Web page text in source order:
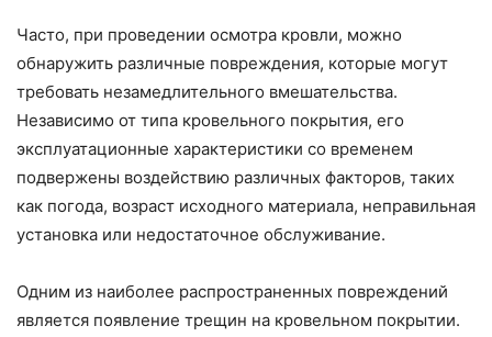
Часто, при проведении осмотра кровли, можно
обнаружить различные повреждения, которые могут
требовать незамедлительного вмешательства.
Независимо от типа кровельного покрытия, его
эксплуатационные характеристики со временем
подвержены воздействию различных факторов, таких
как погода, возраст исходного материала, неправильная
установка или недостаточное обслуживание.
Одним из наиболее распространенных повреждений
является появление трещин на кровельном покрытии.